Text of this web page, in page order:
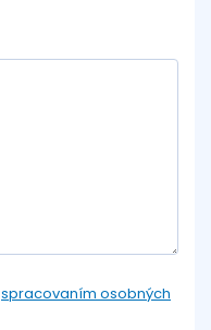
spracovaním osobných